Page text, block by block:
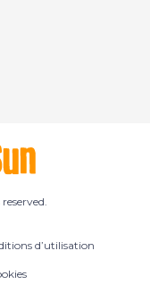
d’utilisation